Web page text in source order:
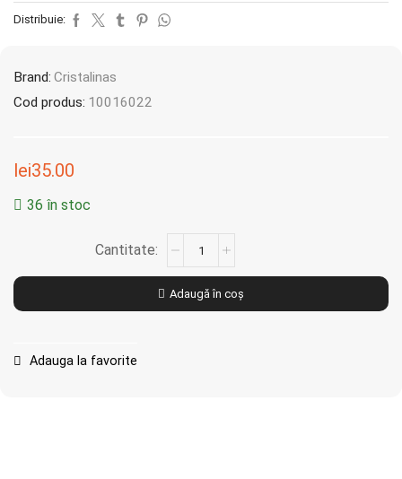
Distribuie:
Brand: Cristalinas
Cod produs: 10016022
lei35.00
36 în stoc
Adaugă în coș
Adauga la favorite